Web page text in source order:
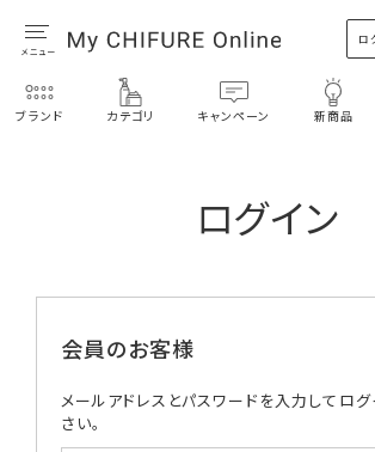
ロ
ブランド カテゴリ キャンペーン 新商品
ログイン
会員のお客様
メールアドレスとパスワードを入力してログ
さい。